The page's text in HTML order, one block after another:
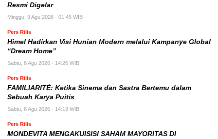
Resmi Digelar
Minggu, 9 Agu 2026 - 01:45 WIB
Pers Rilis
Himel Hadirkan Visi Hunian Modern melalui Kampanye Global
“Dream Home”
Sabtu, 8 Agu 2026 - 14:26 WIB
Pers Rilis
FAMILIARITÉ: Ketika Sinema dan Sastra Bertemu dalam
Sebuah Karya Puitis
Sabtu, 8 Agu 2026 - 14:19 WIB
Pers Rilis
MONDEVITA MENGAKUISISI SAHAM MAYORITAS DI